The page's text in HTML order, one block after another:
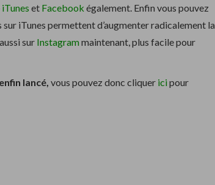
iTunes et Facebook également. Enfin vous pouvez
iTunes permettent d’augmenter radicalement la
sur Instagrammaintenant, plus facile pour
lancé, vous pouvez donc cliquer icipour